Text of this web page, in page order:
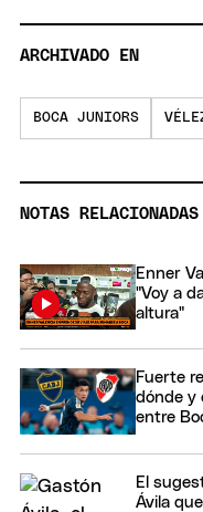
ARCHIVADO EN
BOCA JUNIORS
NOTAS RELACIONADAS
Enner
"Voy a
altura"
Fuerte
dónde y
entre
El
Ávila